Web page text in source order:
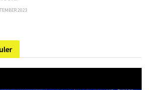
2023